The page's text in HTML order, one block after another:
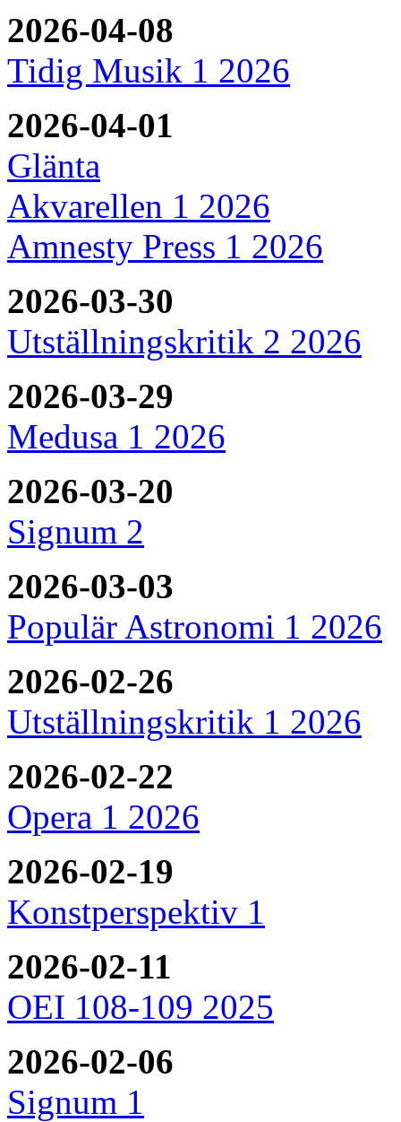
2026-04-08
Tidig Musik 1 2026
2026-04-01
Glänta
Akvarellen 1 2026
Amnesty Press 1 2026
2026-03-30
Utställningskritik 2 2026
2026-03-29
Medusa 1 2026
2026-03-20
Signum 2
2026-03-03
Populär Astronomi 1 2026
2026-02-26
Utställningskritik 1 2026
2026-02-22
Opera 1 2026
2026-02-19
Konstperspektiv 1
2026-02-11
OEI 108-109 2025
2026-02-06
Signum 1